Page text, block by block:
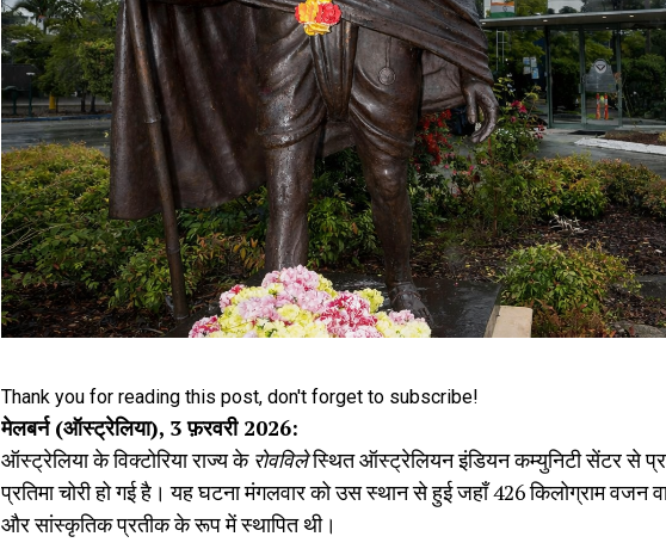
Thank you for reading this post, don't forget to subscribe!
मेलबर्न (ऑस्ट्रेलिया), 3 फ़रवरी 2026:
ऑस्ट्रेलिया के विक्टोरिया राज्य के रोवविलेस्थित ऑस्ट्रेलियन इंडियन कम्युनिटी सेंटर से
प्रतिमा चोरी हो गई है। यह घटना मंगलवार को उस स्थान से हुई जहाँ 426 किलोग्राम वजन
और सांस्कृतिक प्रतीक के रूप में स्थापित थी।